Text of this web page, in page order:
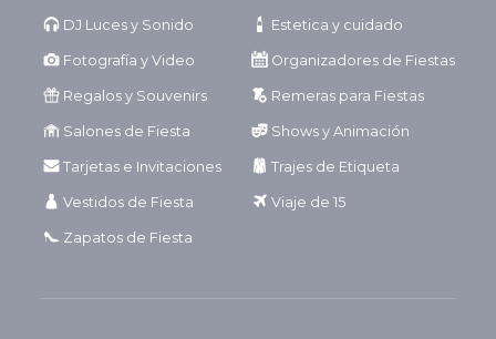
DJ Luces y Sonido Estetica y cuidado
Fotografía y Video Organizadores de Fiestas
Regalos y Souvenirs Remeras para Fiestas
Salones de Fiesta Shows y Animación
Tarjetas e Invitaciones Trajes de Etiqueta
Vestidos de Fiesta Viaje de 15
Zapatos de Fiesta